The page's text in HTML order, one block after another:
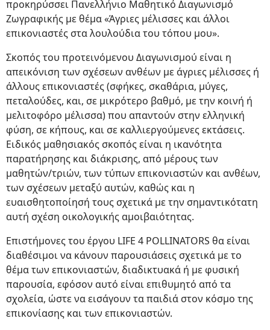
προκηρύσσει Πανελλήνιο Μαθητικό Διαγωνισμό
Ζωγραφικής με θέμα «Άγριες μέλισσες και άλλοι
επικονιαστές στα λουλούδια του τόπου μου».
Σκοπός του προτεινόμενου Διαγωνισμού είναι η
απεικόνιση των σχέσεων ανθέων με άγριες μέλισσες ή
άλλους επικονιαστές (σφήκες, σκαθάρια, μύγες,
πεταλούδες, και, σε μικρότερο βαθμό, με την κοινή ή
μελιτοφόρο μέλισσα) που απαντούν στην ελληνική
φύση, σε κήπους, και σε καλλιεργούμενες εκτάσεις.
Ειδικός μαθησιακός σκοπός είναι η ικανότητα
παρατήρησης και διάκρισης, από μέρους των
μαθητών/τριών, των τύπων επικονιαστών και ανθέων,
των σχέσεων μεταξύ αυτών, καθώς και η
ευαισθητοποίησή τους σχετικά με την σημαντικότατη
αυτή σχέση οικολογικής αμοιβαιότητας.
Επιστήμονες του έργου LIFE 4 POLLINATORS θα είναι
διαθέσιμοι να κάνουν παρουσιάσεις σχετικά με το
θέμα των επικονιαστών, διαδικτυακά ή με φυσική
παρουσία, εφόσον αυτό είναι επιθυμητό από τα
σχολεία, ώστε να εισάγουν τα παιδιά στον κόσμο της
επικονίασης και των επικονιαστών.